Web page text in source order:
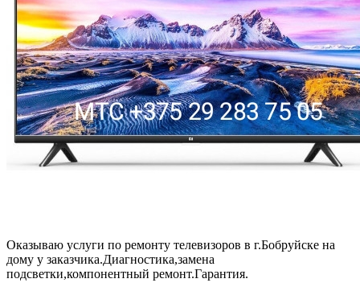
Оказываю услуги по ремонту телевизоров в г.Бобруйске на
дому у заказчика.Диагностика,замена
подсветки,компонентный ремонт.Гарантия.